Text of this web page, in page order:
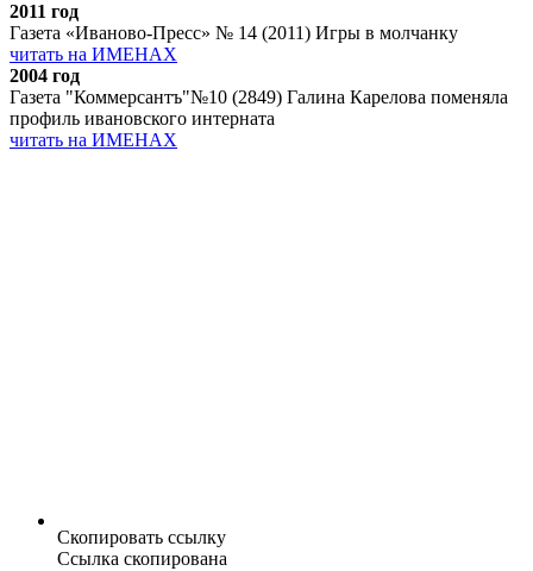
2011 год
Газета «Иваново-Пресс» № 14 (2011) Игры в молчанку
читать на ИМЕНАХ
2004 год
Газета "Коммерсантъ"№10 (2849) Галина Карелова поменяла
профиль ивановского интерната
читать на ИМЕНАХ
Скопировать ссылку
Ссылка скопирована